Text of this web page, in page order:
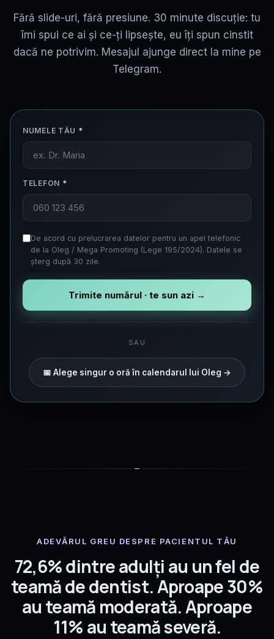
Fără slide-uri, fără presiune. 30 minute discuție: tu
îmi spui ce ai și ce-ți lipsește, eu îți spun cinstit
dacă ne potrivim. Mesajul ajunge direct la mine pe
Telegram.
NUMELE TĂU *
TELEFON *
De acord cu prelucrarea datelor pentru un apel telefonic
de la Oleg / Mega Promoting (Lege 195/2024). Datele se
șterg după 30 zile.
Trimite numărul · te sun azi →
SAU
📅 Alege singur o oră în calendarul lui Oleg →
ADEVĂRUL GREU DESPRE PACIENTUL TĂU
72,6% dintre adulți au un fel de
teamă de dentist. Aproape 30%
au teamă moderată. Aproape
11% au teamă severă.